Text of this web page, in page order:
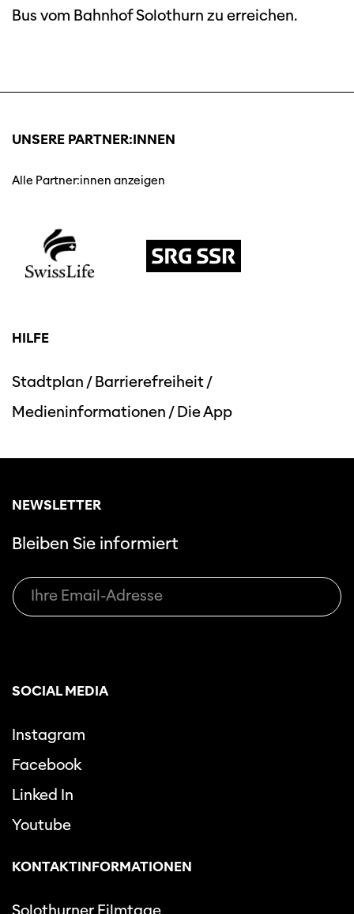
Bus vom Bahnhof Solothurn zu erreichen.
UNSERE PARTNER:INNEN
Alle Partner:innen anzeigen
HILFE
Stadtplan /Barrierefreiheit/
Medieninformationen /Die App
NEWSLETTER
Bleiben Sie informiert
SOCIAL MEDIA
Instagram
Facebook
Linked In
Youtube
KONTAKTINFORMATIONEN
Solothurner Filmtage